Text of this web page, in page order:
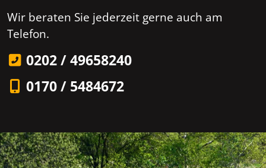
Wir beraten Sie jederzeit gerne auch am
Telefon.
0202 / 49658240
0170 / 5484672